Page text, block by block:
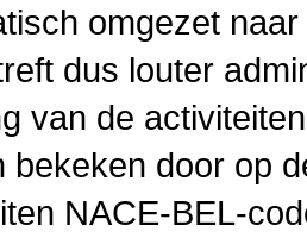
omgezet
dus louter
van de
bekeken door op
NACE-BEL-